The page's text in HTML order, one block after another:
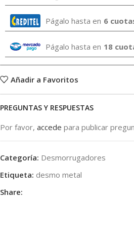
Págalo hasta en 6
Págalo hasta en 18
Añadir a Favoritos
PREGUNTAS Y RESPUESTAS
Por favor, accede para publicar
Categoría: Desmorrugadores
Etiqueta: desmo metal
Share: